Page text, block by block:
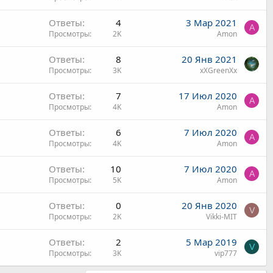
Ответы 4
Просмотры 2K
3 Мар 2021
Amon
A
Ответы 8
Просмотры 3K
20 Янв 2021
xXGreenXx
Ответы 7
Просмотры 4K
17 Июл 2020
Amon
A
Ответы 6
Просмотры 4K
7 Июл 2020
Amon
A
Ответы 10
Просмотры 5K
7 Июл 2020
Amon
A
Ответы 0
Просмотры 2K
20 Янв 2020
Vikki-MIT
V
Ответы 2
Просмотры 3K
5 Мар 2019
vip777
V